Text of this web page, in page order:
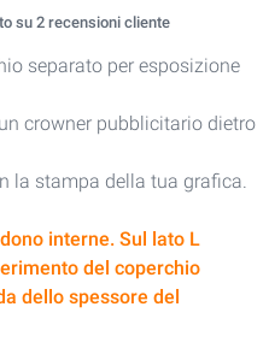
su2 recensioni cliente
separato per esposizione
crowner pubblicitario dietro
la stampa della tua grafica.
interne. Sul lato L
del coperchio
dello spessore del